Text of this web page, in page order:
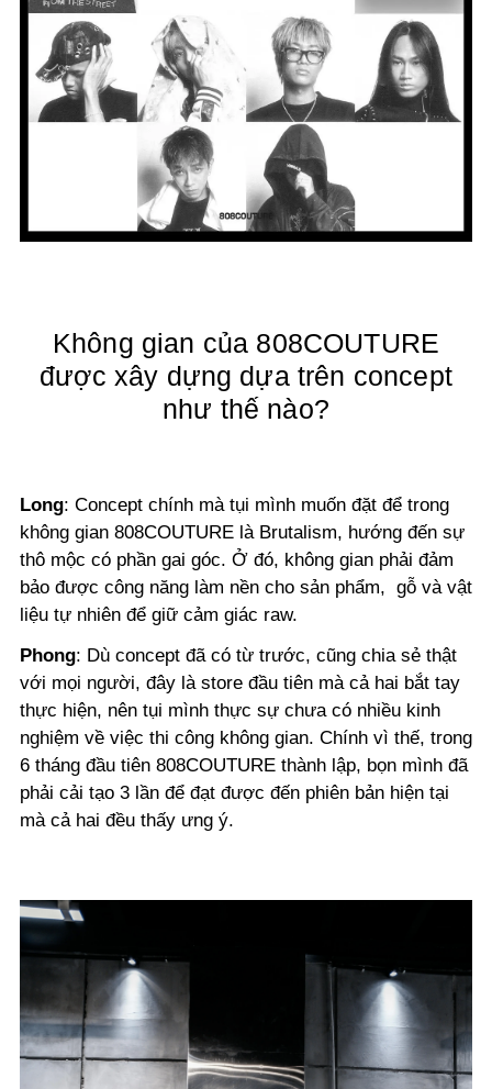
Không gian của 808COUTURE
được xây dựng dựa trên concept
như thế nào?
Long: Concept chính mà tụi mình muốn đặt để trong
không gian 808COUTURE là Brutalism, hướng đến sự
thô mộc có phần gai góc. Ở đó, không gian phải đảm
bảo được công năng làm nền cho sản phẩm, gỗ và vật
liệu tự nhiên để giữ cảm giác raw.
Phong: Dù concept đã có từ trước, cũng chia sẻ thật
với mọi người, đây là store đầu tiên mà cả hai bắt tay
thực hiện, nên tụi mình thực sự chưa có nhiều kinh
nghiệm về việc thi công không gian. Chính vì thế, trong
6 tháng đầu tiên 808COUTURE thành lập, bọn mình đã
phải cải tạo 3 lần để đạt được đến phiên bản hiện tại
mà cả hai đều thấy ưng ý.